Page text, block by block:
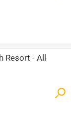
Resort - All